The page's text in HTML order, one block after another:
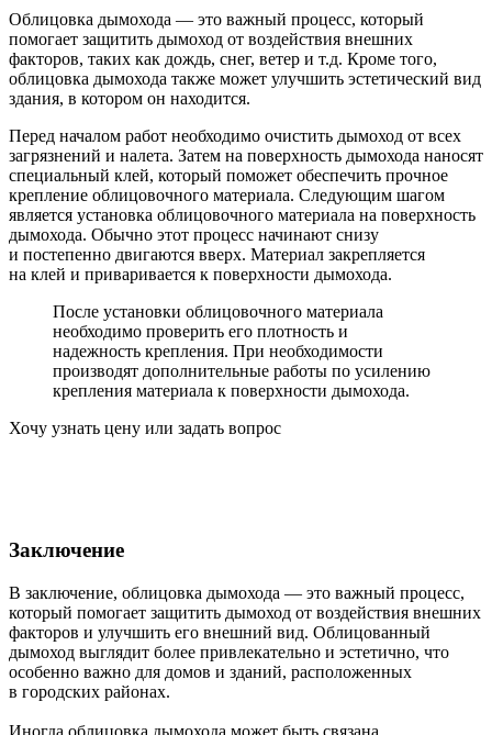
Облицовка дымохода — это важный процесс, который
помогает защитить дымоход от воздействия внешних
факторов, таких как дождь, снег, ветер и т.д. Кроме того,
облицовка дымохода также может улучшить эстетический вид
здания, в котором он находится.
Перед началом работ необходимо очистить дымоход от всех
загрязнений и налета. Затем на поверхность дымохода наносят
специальный клей, который поможет обеспечить прочное
крепление облицовочного материала. Следующим шагом
является установка облицовочного материала на поверхность
дымохода. Обычно этот процесс начинают снизу
и постепенно двигаются вверх. Материал закрепляется
на клей и приваривается к поверхности дымохода.
После установки облицовочного материала
необходимо проверить его плотность и
надежность крепления. При необходимости
производят дополнительные работы по усилению
крепления материала к поверхности дымохода.
Хочу узнать цену или задать вопрос
Заключение
В заключение, облицовка дымохода — это важный процесс,
который помогает защитить дымоход от воздействия внешних
факторов и улучшить его внешний вид. Облицованный
дымоход выглядит более привлекательно и эстетично, что
особенно важно для домов и зданий, расположенных
в городских районах.
Иногда облицовка дымохода может быть связана